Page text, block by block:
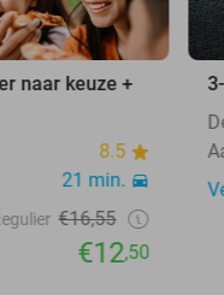
naar keuze +
8.5
21 min.
€16,55
€12,50